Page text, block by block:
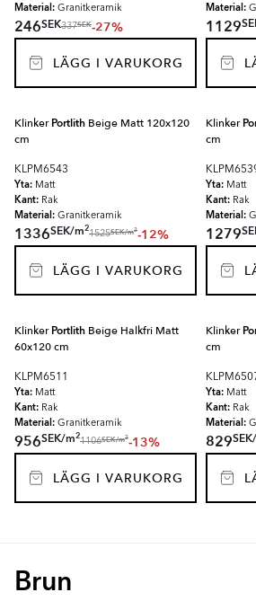
Material: Granitkeramik
246SEK337SEK-27%
LÄGG I VARUKORG
Material:
1129
KlinkerPortlith Beige Matt 120x120
cm
KLPM6543
Yta: Matt
Kant: Rak
Material: Granitkeramik
1336SEK/m2
1525SEK/m2-12%
LÄGG I VARUKORG
Klinker
cm
Yta: Matt
Kant: Rak
Material:
1279
KlinkerPortlith Beige Halkfri Matt
60x120 cm
KLPM6511
Yta: Matt
Kant: Rak
Material: Granitkeramik
956SEK/m2
1106SEK/m2-13%
LÄGG I VARUKORG
Klinker
cm
Yta: Matt
Kant: Rak
Material:
829SEK/
Brun